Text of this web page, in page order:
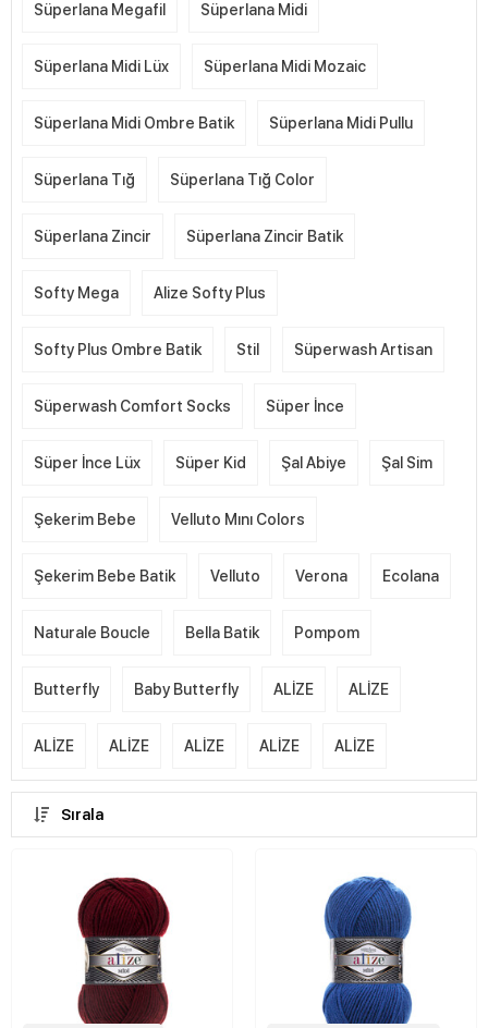
Süperlana Megafil Süperlana Midi
Süperlana Midi Lüx Süperlana Midi Mozaic
Süperlana Midi Ombre Batik Süperlana Midi Pullu
Süperlana Tığ Süperlana Tığ Color
Süperlana Zincir Süperlana Zincir Batik
Softy Mega Alize Softy Plus
Softy Plus Ombre Batik Stil Süperwash Artisan
Süperwash Comfort Socks Süper İnce
Süper İnce Lüx Süper Kid Şal Abiye Şal Sim
Şekerim Bebe Velluto Mını Colors
Şekerim Bebe Batik Velluto Verona Ecolana
Naturale Boucle Bella Batik Pompom
Butterfly Baby Butterfly ALİZE ALİZE
ALİZE ALİZE ALİZE ALİZE ALİZE
Sırala